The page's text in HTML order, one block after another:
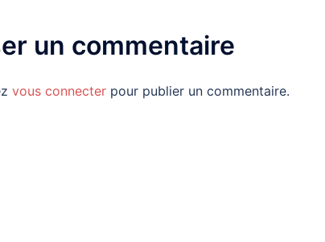
un commentaire
vous connecter pour publier un commentaire.